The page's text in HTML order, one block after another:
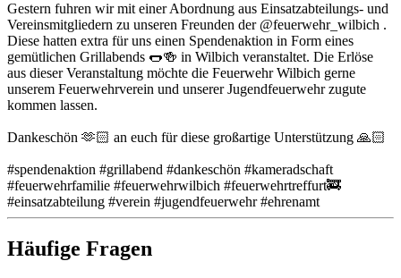
Gestern fuhren wir mit einer Abordnung aus Einsatzabteilungs- und
Vereinsmitgliedern zu unseren Freunden der @feuerwehr_wilbich .
Diese hatten extra für uns einen Spendenaktion in Form eines
gemütlichen Grillabends 🌭🍻 in Wilbich veranstaltet. Die Erlöse
aus dieser Veranstaltung möchte die Feuerwehr Wilbich gerne
unserem Feuerwehrverein und unserer Jugendfeuerwehr zugute
kommen lassen.
Dankeschön 🫶🏻 an euch für diese großartige Unterstützung 🙏🏻
#spendenaktion #grillabend #dankeschön #kameradschaft
#feuerwehrfamilie #feuerwehrwilbich #feuerwehrtreffurt🚒
#einsatzabteilung #verein #jugendfeuerwehr #ehrenamt
Häufige Fragen